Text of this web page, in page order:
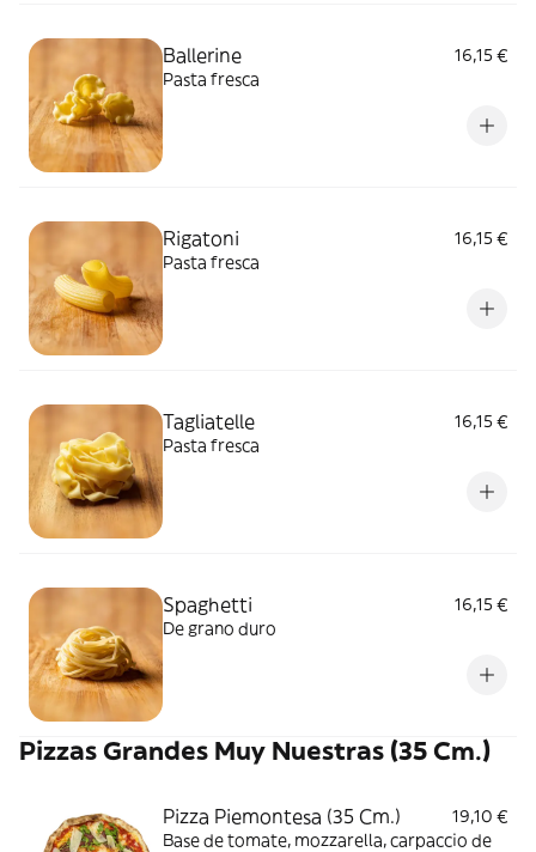
Ballerine
16,15 €
Pasta fresca
Rigatoni
16,15 €
Pasta fresca
Tagliatelle
16,15 €
Pasta fresca
Spaghetti
16,15 €
De grano duro
Pizzas Grandes Muy Nuestras (35 Cm.)
Pizza Piemontesa (35 Cm.)
19,10 €
Base de tomate, mozzarella, carpaccio de